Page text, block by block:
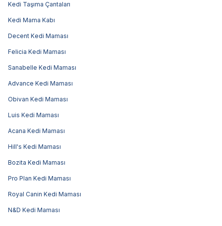
Kedi Taşıma Çantaları
Kedi Mama Kabı
Decent Kedi Maması
Felicia Kedi Maması
Sanabelle Kedi Maması
Advance Kedi Maması
Obivan Kedi Maması
Luis Kedi Maması
Acana Kedi Maması
Hill's Kedi Maması
Bozita Kedi Maması
Pro Plan Kedi Maması
Royal Canin Kedi Maması
N&D Kedi Maması